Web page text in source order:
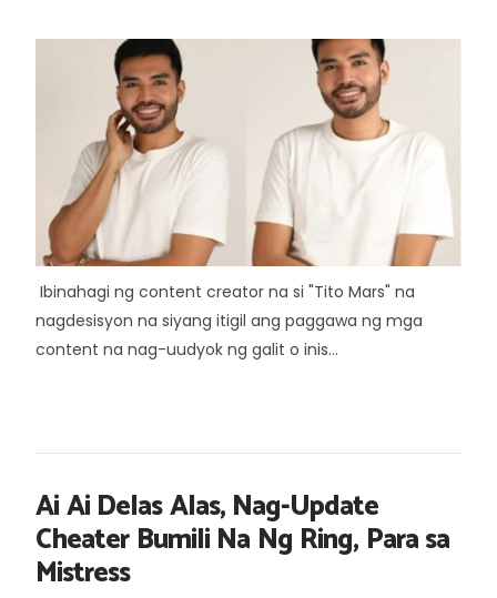
Ibinahagi ng content creator na si "Tito Mars" na
nagdesisyon na siyang itigil ang paggawa ng mga
content na nag-uudyok ng galit o inis...
Ai Ai Delas Alas, Nag-Update
Cheater Bumili Na Ng Ring, Para sa
Mistress